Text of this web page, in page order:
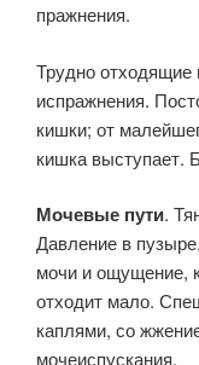
пражнения.
Трудно отходящие
испражнения.
кишки; от
кишка выступает.
Мочевые пути.
Давление в
мочи и ощущение,
отходит мало.
каплями, со
мочеиспускания.